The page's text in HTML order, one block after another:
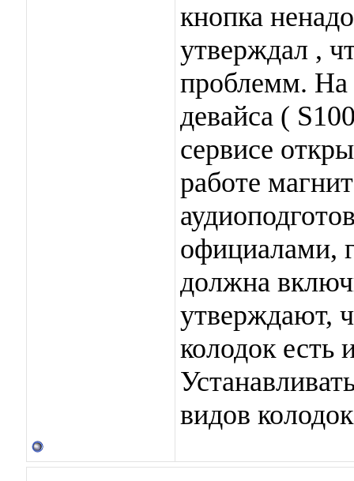
кнопка
утверждал ,
проблемм. На
девайса (
сервисе
работе
официалами,
должна
утверждают,
колодок есть
видов